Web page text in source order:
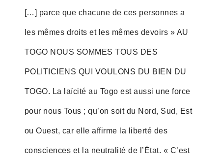
[…] parce que chacune de ces personnes a
les mêmes droits et les mêmes devoirs » AU
TOGO NOUS SOMMES TOUS DES
POLITICIENS QUI VOULONS DU BIEN DU
TOGO. La laïcité au Togo est aussi une force
pour nous Tous ; qu’on soit du Nord, Sud, Est
ou Ouest, car elle affirme la liberté des
consciences et la neutralité de l’État. « C’est